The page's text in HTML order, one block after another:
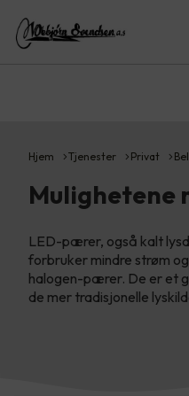
Hjem Tjenester Privat
Mulighetene
LED-pærer, også kalt
forbruker mindre strøm
halogen-pærer. De er et
de mer tradisjonelle